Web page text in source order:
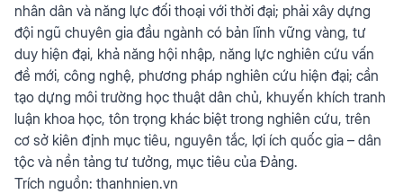
nhân dân và năng lực đối thoại với thời đại; phải xây dựng
đội ngũ chuyên gia đầu ngành có bản lĩnh vững vàng, tư
duy hiện đại, khả năng hội nhập, năng lực nghiên cứu vấn
đề mới, công nghệ, phương pháp nghiên cứu hiện đại; cần
tạo dựng môi trường học thuật dân chủ, khuyến khích tranh
luận khoa học, tôn trọng khác biệt trong nghiên cứu, trên
cơ sở kiên định mục tiêu, nguyên tắc, lợi ích quốc gia – dân
tộc và nền tảng tư tưởng, mục tiêu của Đảng.
Trích nguồn: thanhnien.vn